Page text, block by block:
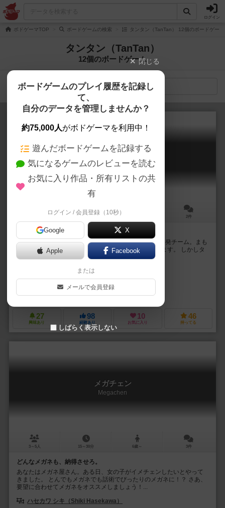
ログイン
ボドゲーマTOP ボードゲームの検索 タンタン（TanTan） 12個のボードゲーム
タンタン（TanTan）
12個のボードゲーム
検索メニュー
単語探知機タンタンゴ
Word Radar Tantango
30～60分 2件
超越新技術！？すごく手動なんですが！？？
あなた達は思考を読み取る単語探知機”タンタンゴ”の開発チーム。まも
なくタンタンゴ審査委員会の厳しいチェックが始まります。 しかしタ
ンタンゴはまったくもって未完成！！ まる...
イトウ アキヒロ（Akihiro Ito）
27
興味あり
98
経験あり
10
お気に入り
46
持ってる
メガチェン
Megachen
3～5人 15～30分 6歳～ 3件
どんなメガネも、納得させろ。
あなたはメガネ屋さん。ある日、女の子がイメチェンしたいとやって
きました。 とんでもメガネでも話術でぴったりのメガネに！？ さあ、
要望に合わせてメガネをオススメしましょう！...
ハセカワ シキ（Shiki Hasekawa）
閉じる
ボードゲームのプレイ履歴を記録し
て、
自分のデータを管理しませんか？
約75,000人がボドゲーマを利用中！
遊んだボードゲームを記録する
気になるゲームのレビューを読む
お気に入り作品・所有リストの共
有
ログイン / 会員登録（10秒）
Google X
Apple Facebook
または
メールで会員登録
しばらく表示しない